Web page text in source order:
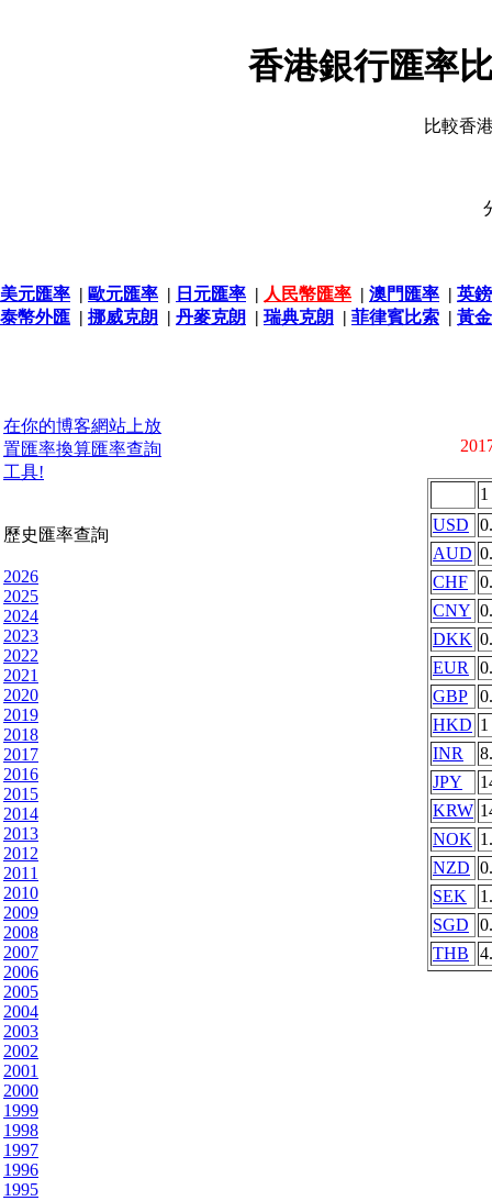
香港銀行匯率
比較香
美元匯率 | 歐元匯率 | 日元匯率 | 人民幣匯率 | 澳門匯率 | 英
泰幣外匯 | 挪威克朗 | 丹麥克朗 | 瑞典克朗 | 菲律賓比索 | 黃
在你的博客網站上放
置匯率換算匯率查詢
工具!
歷史匯率查詢
2026
2025
2024
2023
2022
2021
2020
2019
2018
2017
2016
2015
2014
2013
2012
2011
2010
2009
2008
2007
2006
2005
2004
2003
2002
2001
2000
1999
1998
1997
1996
1995
1
USD
AUD
CHF
CNY
DKK
EUR
GBP
HKD 1
INR
JPY
KRW
NOK
NZD
SEK
SGD
THB